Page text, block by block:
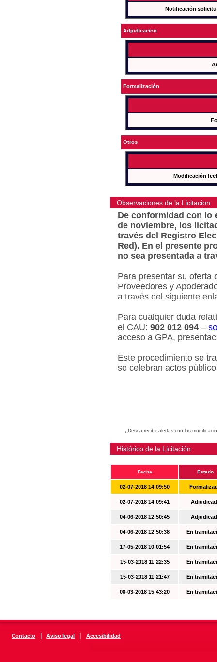
Notificación
Adjudicacion
Formalización
Otros
Modificación
Observaciones de la Licitacion
De conformidad con lo
de noviembre, los
través del Registro
Red). En el presente
no sea presentada a
Para presentar su oferta
Proveedores y
a través del siguiente
Para cualquier duda
el CAU: 902 012 094 –
acceso a GPA,
Este procedimiento se
se celebran actos
¿Desea recibir alertas con las
Histórico de la Licitación
Fecha Estado
02-07-2018 14:09:50
02-07-2018 14:09:41
04-06-2018 12:50:45
04-06-2018 12:50:38 En
17-05-2018 10:01:54 En
15-03-2018 11:22:35 En
15-03-2018 11:21:47 En
08-03-2018 15:43:20 En
Contacto | Aviso legal | Accesibilidad